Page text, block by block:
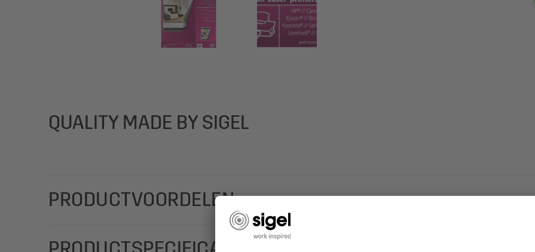
QUALITY MADE BY SIGEL
PRODUCTVOORDELEN
Speciaal fotopapier voor uw eigen kleurenlaserprinter of kopieerapparaat - voor snel en eenvoudig printen thuis.